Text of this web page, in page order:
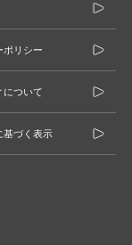
ポリシー
について
基づく表示